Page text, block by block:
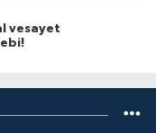
vesayet